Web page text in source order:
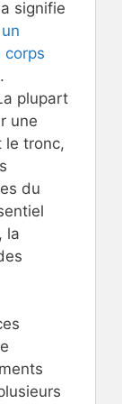
signifie
un
corps
plupart
une
le tronc,
du
la